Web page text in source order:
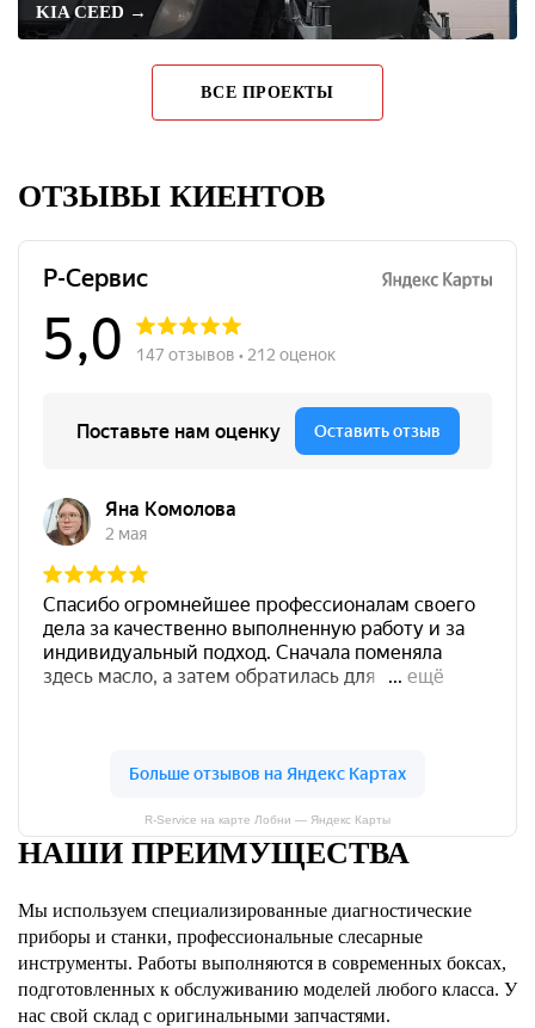
KIA CEED →
ВСЕ ПРОЕКТЫ
ОТЗЫВЫ КИЕНТОВ
R-Service на карте Лобни — Яндекс Карты
НАШИ ПРЕИМУЩЕСТВА
Мы используем специализированные диагностические
приборы и станки, профессиональные слесарные
инструменты. Работы выполняются в современных боксах,
подготовленных к обслуживанию моделей любого класса. У
нас свой склад с оригинальными запчастями.